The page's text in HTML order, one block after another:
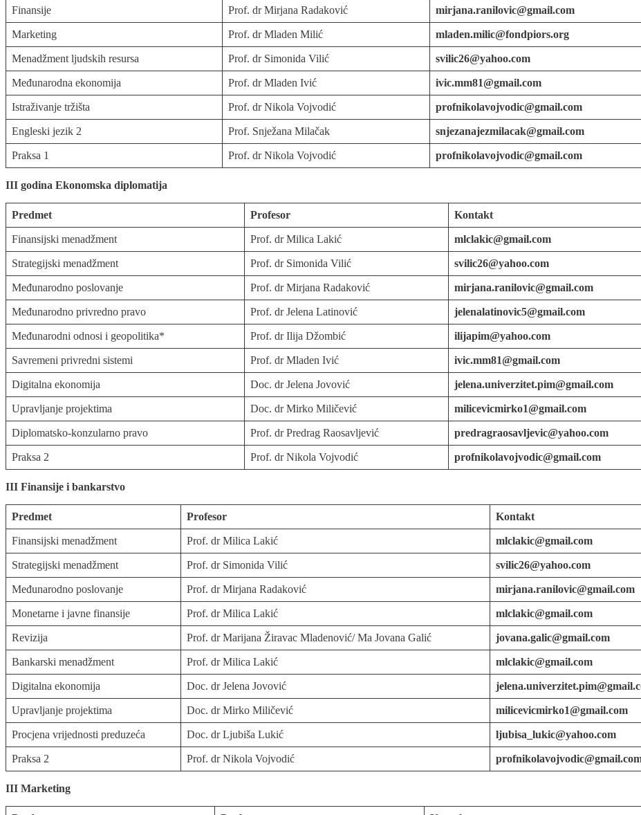
Finansije Prof. dr Mirjana Radaković mirjana.ranilovic@gmail.com
Marketing Prof. dr Mladen Milić mladen.milic@fondpiors.org
Menadžment ljudskih resursa Prof. dr Simonida Vilić svilic26@yahoo.com
Međunarodna ekonomija Prof. dr Mladen Ivić ivic.mm81@gmail.com
Istraživanje tržišta Prof. dr Nikola Vojvodić profnikolavojvodic@gmail.com
Engleski jezik 2 Prof. Snježana Milačak snjezanajezmilacak@gmail.com
Praksa 1 Prof. dr Nikola Vojvodić profnikolavojvodic@gmail.com
III godina Ekonomska diplomatija
Predmet Profesor Kontakt
Finansijski menadžment Prof. dr Milica Lakić mlclakic@gmail.com
Strategijski menadžment Prof. dr Simonida Vilić svilic26@yahoo.com
Međunarodno poslovanje Prof. dr Mirjana Radaković mirjana.ranilovic@gmail.com
Međunarodno privredno pravo Prof. dr Jelena Latinović jelenalatinovic5@gmail.com
Međunarodni odnosi i geopolitika* Prof. dr Ilija Džombić ilijapim@yahoo.com
Savremeni privredni sistemi Prof. dr Mladen Ivić ivic.mm81@gmail.com
Digitalna ekonomija Doc. dr Jelena Jovović jelena.univerzitet.pim@gmail.com
Upravljanje projektima Doc. dr Mirko Miličević milicevicmirko1@gmail.com
Diplomatsko-konzularno pravo Prof. dr Predrag Raosavljević predragraosavljevic@yahoo.com
Praksa 2 Prof. dr Nikola Vojvodić profnikolavojvodic@gmail.com
III Finansije i bankarstvo
Predmet Profesor Kontakt
Finansijski menadžment Prof. dr Milica Lakić mlclakic@gmail.com
Strategijski menadžment Prof. dr Simonida Vilić svilic26@yahoo.com
Međunarodno poslovanje Prof. dr Mirjana Radaković mirjana.ranilovic@gmail.com
Monetarne i javne finansije Prof. dr Milica Lakić mlclakic@gmail.com
Revizija Prof. dr Marijana Žiravac Mladenović/ Ma Jovana Galić jovana.galic@gmail.com
Bankarski menadžment Prof. dr Milica Lakić mlclakic@gmail.com
Digitalna ekonomija Doc. dr Jelena Jovović
Upravljanje projektima Doc. dr Mirko Miličević milicevicmirko1@gmail.com
Procjena vrijednosti preduzeća Doc. dr Ljubiša Lukić ljubisa_lukic@yahoo.com
Praksa 2 Prof. dr Nikola Vojvodić
III Marketing